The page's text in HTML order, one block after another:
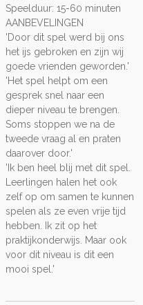
Speelduur: 15-60 minuten
AANBEVELINGEN
'Door dit spel werd bij ons
het ijs gebroken en zijn wij
goede vrienden geworden.'
'Het spel helpt om een
gesprek snel naar een
dieper niveau te brengen.
Soms stoppen we na de
tweede vraag al en praten
daarover door.'
'Ik ben heel blij met dit spel.
Leerlingen halen het ook
zelf op om samen te kunnen
spelen als ze even vrije tijd
hebben. Ik zit op het
praktijkonderwijs. Maar ook
voor dit niveau is dit een
mooi spel.'